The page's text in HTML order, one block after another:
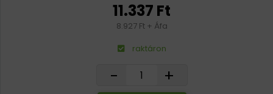
11.337 Ft
8.927 Ft + Áfa
raktáron
- +